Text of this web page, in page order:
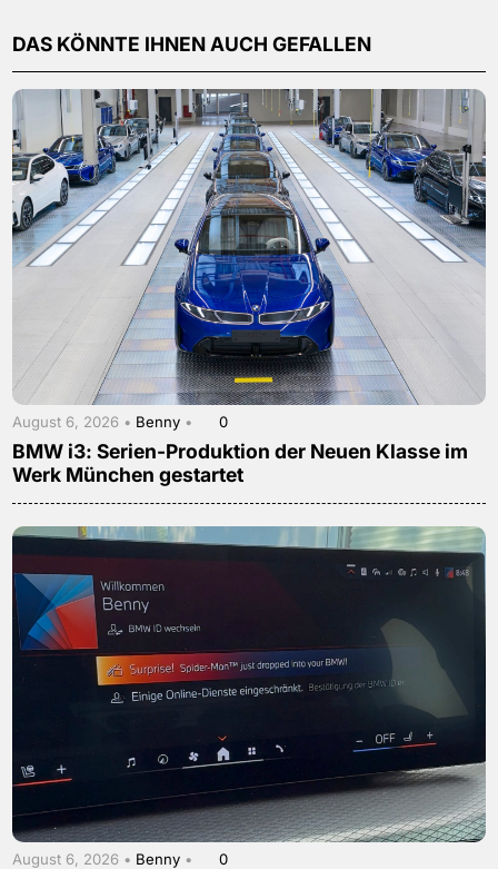
DAS KÖNNTE IHNEN AUCH GEFALLEN
August 6, 2026 • Benny • 0
BMW i3: Serien-Produktion der Neuen Klasse im
Werk München gestartet
August 6, 2026 • Benny • 0